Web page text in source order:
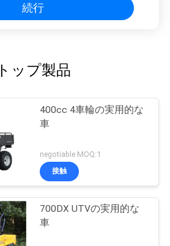
続行
トップ製品
400cc 4車輪の実用的な
車
negotiable MOQ:1
接触
700DX UTVの実用的な
車